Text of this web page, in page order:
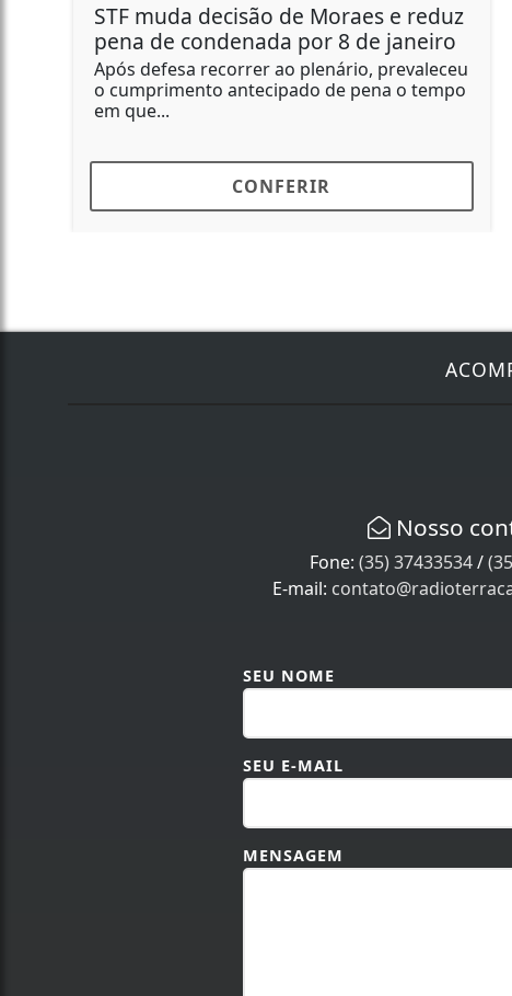
STF muda decisão de Moraes e reduz
pena de condenada por 8 de janeiro
Após defesa recorrer ao plenário, prevaleceu
o cumprimento antecipado de pena o tempo
em que...
CONFERIR
Nosso
Fone:(35) 37433534/
E-mail:
SEU NOME
SEU E-MAIL
MENSAGEM